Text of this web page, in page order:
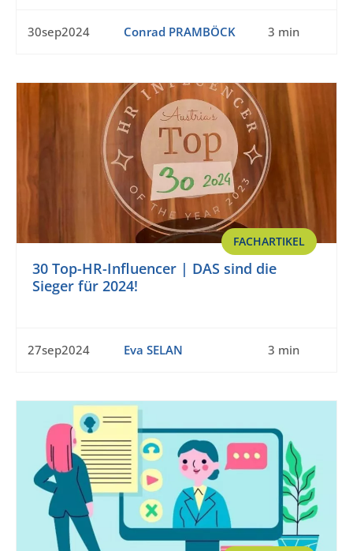
30sep2024 Conrad PRAMBÖCK 3 min
FACHARTIKEL
30 Top-HR-Influencer | DAS sind die
Sieger für 2024!
27sep2024 Eva SELAN 3 min